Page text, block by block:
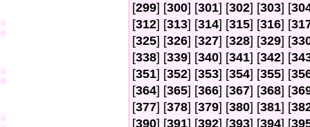
[299] [300] [301] [302] [303] [
[312] [313] [314] [315] [316] [
[325] [326] [327] [328] [329] [
[338] [339] [340] [341] [342] [
[351] [352] [353] [354] [355] [
[364] [365] [366] [367] [368] [
[377] [378] [379] [380] [381] [
[390] [391] [392] [393] [394] [